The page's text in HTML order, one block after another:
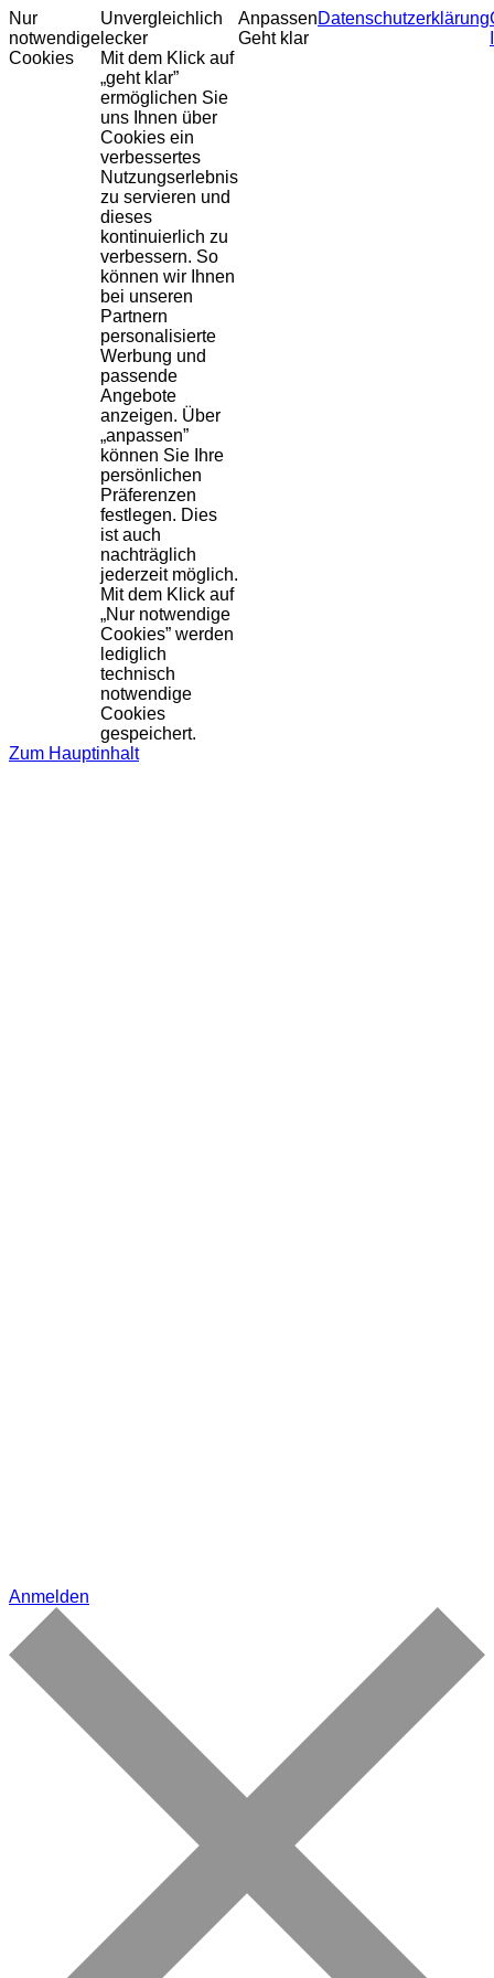
Nur
notwendige
Cookies
Unvergleichlich
lecker
Mit dem Klick auf
„geht klar”
ermöglichen Sie
uns Ihnen über
Cookies ein
verbessertes
Nutzungserlebnis
zu servieren und
dieses
kontinuierlich zu
verbessern. So
können wir Ihnen
bei unseren
Partnern
personalisierte
Werbung und
passende
Angebote
anzeigen. Über
„anpassen”
können Sie Ihre
persönlichen
Präferenzen
festlegen. Dies
ist auch
nachträglich
jederzeit möglich.
Mit dem Klick auf
„Nur notwendige
Cookies” werden
lediglich
technisch
notwendige
Cookies
gespeichert.
Anpassen
Geht klar
Datenschutzerklärung
Zum Hauptinhalt
Anmelden